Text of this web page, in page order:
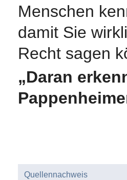
Menschen
damit Sie
Recht sagen
„Daran
Quellennachweis